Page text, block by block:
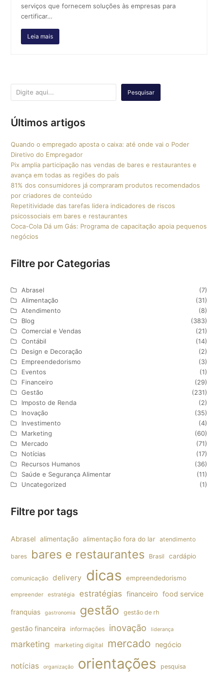
serviços que fornecem soluções às empresas para
certificar…
Leia mais
Pesquisar
Últimos artigos
Quando o empregado aposta o caixa: até onde vai o Poder
Diretivo do Empregador
Pix amplia participação nas vendas de bares e restaurantes e
avança em todas as regiões do país
81% dos consumidores já compraram produtos recomendados
por criadores de conteúdo
Repetitividade das tarefas lidera indicadores de riscos
psicossociais em bares e restaurantes
Coca-Cola Dá um Gás: Programa de capacitação apoia pequenos
negócios
Filtre por Categorias
Abrasel
(7)
Alimentação
(31)
Atendimento
(8)
Blog
(383)
Comercial e Vendas
(21)
Contábil
(14)
Design e Decoração
(2)
Empreendedorismo
(3)
Eventos
(1)
Financeiro
(29)
Gestão
(231)
Imposto de Renda
(2)
Inovação
(35)
Investimento
(4)
Marketing
(60)
Mercado
(71)
Notícias
(17)
Recursos Humanos
(36)
Saúde e Segurança Alimentar
(11)
Uncategorized
(1)
Filtre por tags
Abrasel alimentação alimentação fora do lar atendimento
bares bares e restaurantes Brasil cardápio
comunicação delivery dicas empreendedorismo
empreender estratégia estratégias financeiro food service
franquias gastronomia gestão gestão de rh
gestão financeira informações inovação liderança
marketing marketing digital mercado negócio
notícias organização orientações pesquisa